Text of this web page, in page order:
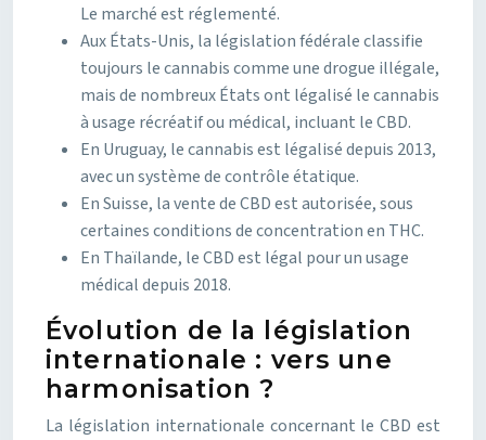
Le marché est réglementé.
Aux États-Unis, la législation fédérale classifie
toujours le cannabis comme une drogue illégale,
mais de nombreux États ont légalisé le cannabis
à usage récréatif ou médical, incluant le CBD.
En Uruguay, le cannabis est légalisé depuis 2013,
avec un système de contrôle étatique.
En Suisse, la vente de CBD est autorisée, sous
certaines conditions de concentration en THC.
En Thaïlande, le CBD est légal pour un usage
médical depuis 2018.
Évolution de la législation
internationale : vers une
harmonisation ?
La législation internationale concernant le CBD est